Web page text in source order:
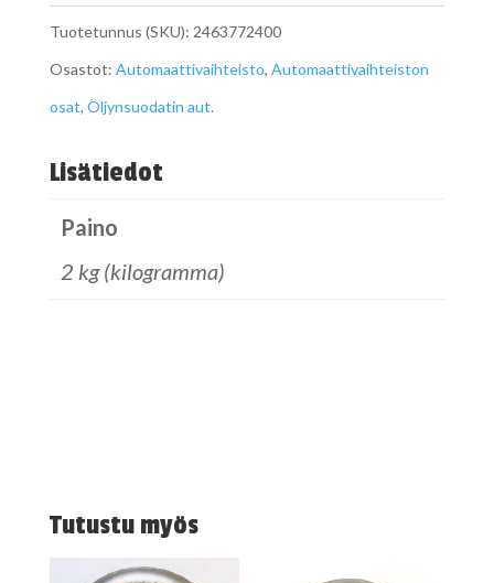
A
2463772400
määrä
Tuotetunnus (SKU): 2463772400
Osastot: Automaattivaihteisto, Automaattivaihteiston
osat, Öljynsuodatin aut.
Lisätiedot
Paino
2 kg (kilogramma)
Tutustu myös